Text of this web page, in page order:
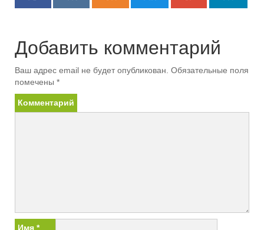
Добавить комментарий
Ваш адрес email не будет опубликован. Обязательные поля
помечены *
Комментарий
Имя *